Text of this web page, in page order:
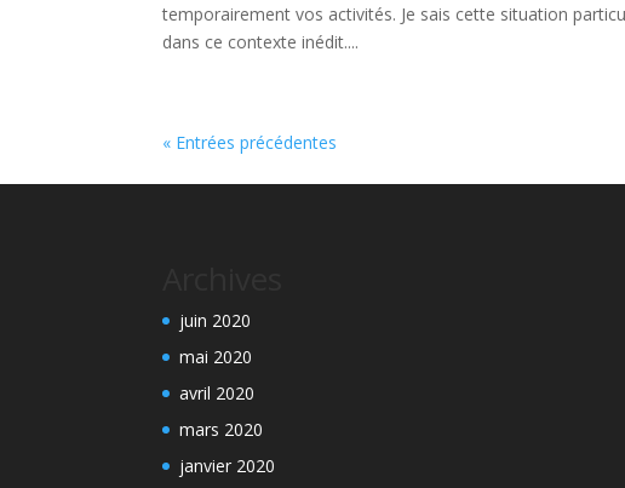
temporairement vos activités. Je sais cette situation
dans ce contexte inédit....
« Entrées précédentes
juin 2020
mai 2020
avril 2020
mars 2020
janvier 2020